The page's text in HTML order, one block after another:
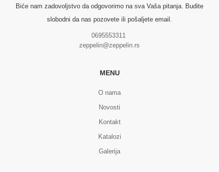
Biće nam zadovoljstvo da odgovorimo na sva Vaša pitanja. Budite
slobodni da nas pozovete ili pošaljete email.
0695553311
zeppelin@zeppelin.rs
MENU
O nama
Novosti
Kontakt
Katalozi
Galerija